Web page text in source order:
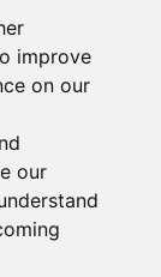
improve
on our
our